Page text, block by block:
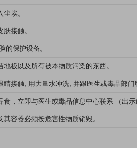
尘埃。
肤接触。
的保护设备。
地板以及所有被本物质污染的东西。
睛接触, 用大量水冲洗, 并跟医生或毒品部门
食，立即与医生或毒品信息中心联系 （出
其容器必须按危害性物质销毁。